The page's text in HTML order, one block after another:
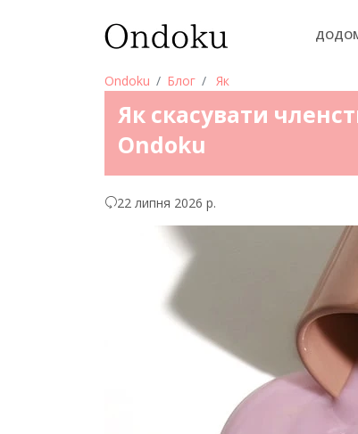
Ondoku Блог Як
Як скасувати
Ondoku
22 липня 2026 р.